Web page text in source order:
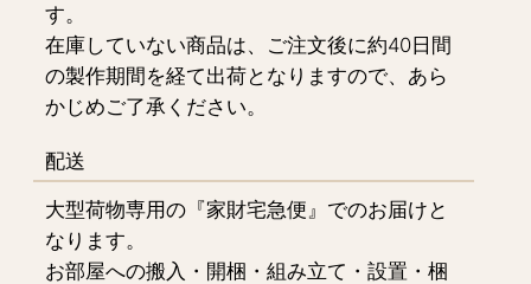
す。
在庫していない商品は、ご注文後に約40日間
の製作期間を経て出荷となりますので、あら
かじめご了承ください。
配送
大型荷物専用の『家財宅急便』でのお届けと
なります。
お部屋への搬入・開梱・組み立て・設置・梱